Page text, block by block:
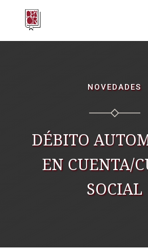
NOVEDADES
DÉBITO
EN CUENTA/
SOCIAL